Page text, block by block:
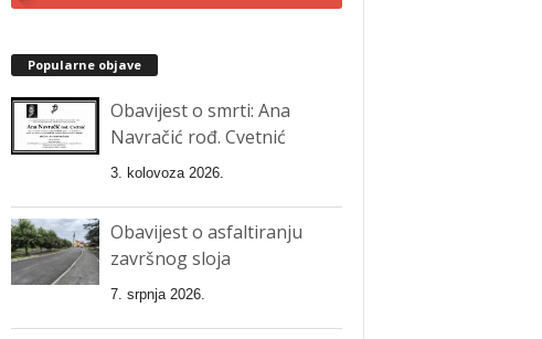
Popularne objave
Obavijest o smrti: Ana
Navračić rođ. Cvetnić
3. kolovoza 2026.
Obavijest o asfaltiranju
završnog sloja
7. srpnja 2026.